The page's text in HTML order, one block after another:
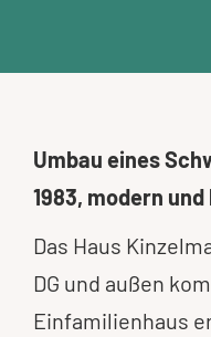
Umbau eines
1983, modern
Das Haus
DG und außen
Einfamilienhaus